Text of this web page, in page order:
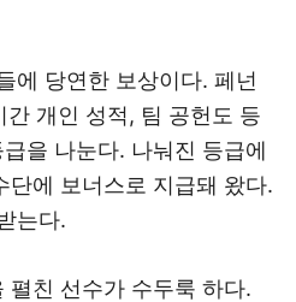
에 당연한 보상이다. 페넌
개인 성적, 팀 공헌도 등
을 나눈다. 나눠진 등급에
단에 보너스로 지급돼 왔다.
는다.
펼친 선수가 수두룩 하다.